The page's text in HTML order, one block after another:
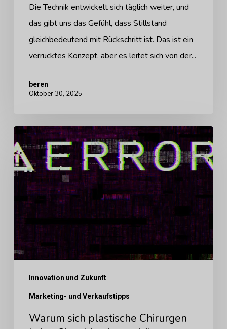
FOMO
konzentrieren
Die Technik entwickelt sich täglich weiter, und
das gibt uns das Gefühl, dass Stillstand
gleichbedeutend mit Rückschritt ist. Das ist ein
verrücktes Konzept, aber es leitet sich von der...
beren
Oktober 30, 2025
Warum
sich
plastische
Chirurgen
keine
Cloud-
basierten
Lösungen
können
warum
Innovation und Zukunft
Marketing- und Verkaufstipps
Warum sich plastische Chirurgen